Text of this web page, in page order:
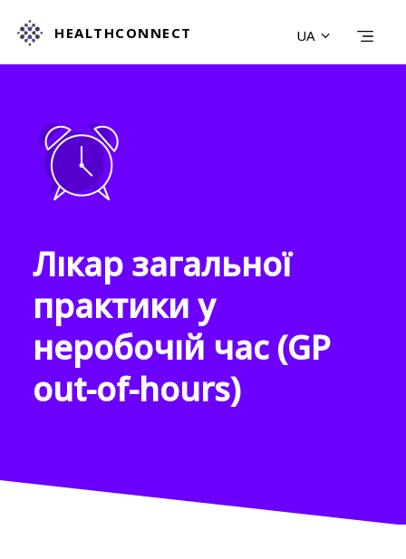
HEALTHCONNECT UA
Лікар загальної
практики у
неробочій час (GP
out-of-hours)